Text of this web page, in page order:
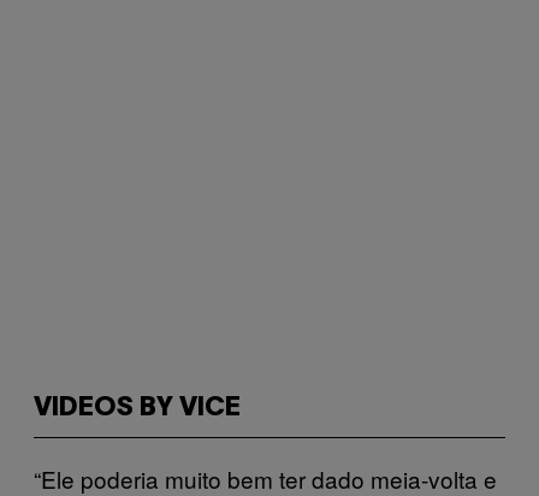
VIDEOS BY VICE
“Ele poderia muito bem ter dado meia-volta e